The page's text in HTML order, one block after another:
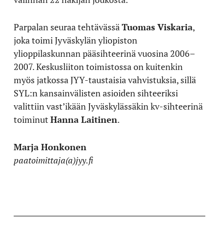
Parpalan seuraa tehtävässä Tuomas Viskaria,
joka toimi Jyväskylän yliopiston
ylioppilaskunnan pääsihteerinä vuosina 2006–
2007. Keskusliiton toimistossa on kuitenkin
myös jatkossa JYY-taustaisia vahvistuksia, sillä
SYL:n kansainvälisten asioiden sihteeriksi
valittiin vast’ikään Jyväskylässäkin kv-sihteerinä
toiminut Hanna Laitinen.
Marja Honkonen
paatoimittaja(a)jyy.fi